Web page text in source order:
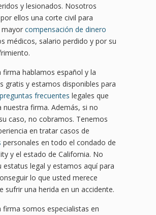
y lesionados. Nosotros
ellos una corte civil para
compensación de dinero
médicos, salario perdido y por su
firma hablamos español y la
gratis y estamos disponibles para
preguntas frecuentes legales que
nuestra firma. Además, si no
caso, no cobramos. Tenemos
en tratar casos de
personales en todo el condado de
y el estado de California. No
estatus legal y estamos aquí para
lo que usted merece
sufrir una herida en un accidente.
firma somos especialistas en